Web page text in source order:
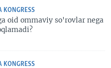
KONGRESS
oid ommaviy so'rovlar nega
KONGRESS